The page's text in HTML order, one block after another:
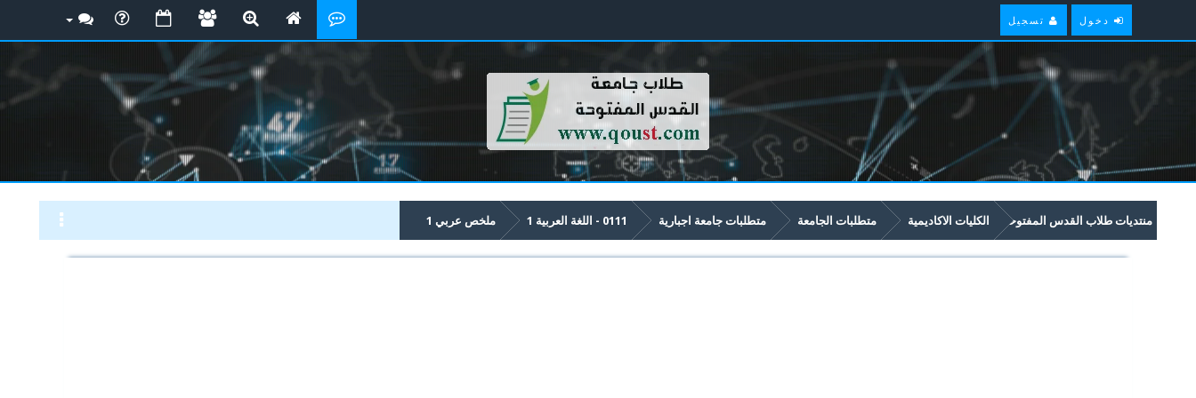
دخول تسجيل
منتديات طلاب القدس المفتوحة الكليات الاكاديمية متطلبات الجامعة متطلبات جامعة اجبارية 0111 - اللغة العربية 1 ملخص عربي 1